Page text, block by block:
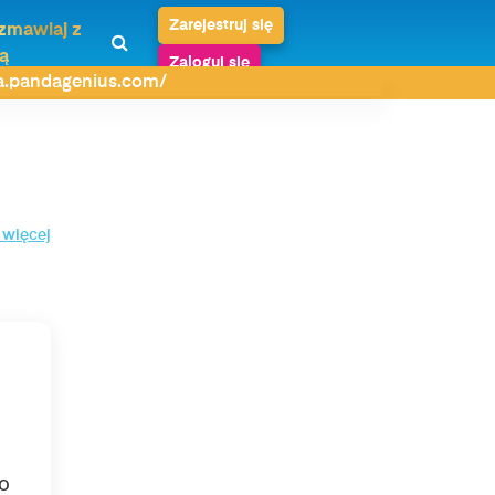
z
Zarejestruj się
Zaloguj się